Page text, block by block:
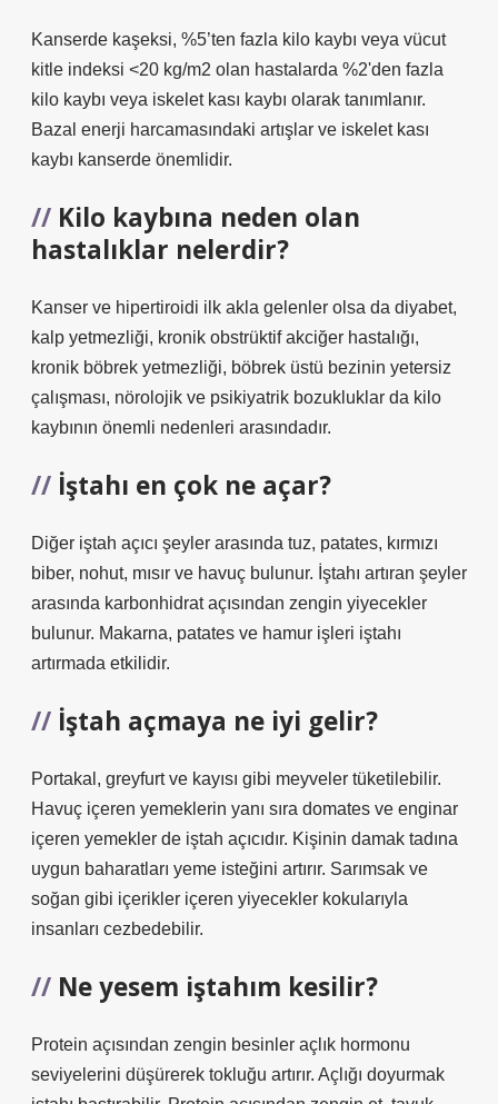
Kanserde kaşeksi, %5’ten fazla kilo kaybı veya vücut
kitle indeksi <20 kg/m2 olan hastalarda %2'den fazla
kilo kaybı veya iskelet kası kaybı olarak tanımlanır.
Bazal enerji harcamasındaki artışlar ve iskelet kası
kaybı kanserde önemlidir.
Kilo kaybına neden olan
hastalıklar nelerdir?
Kanser ve hipertiroidi ilk akla gelenler olsa da diyabet,
kalp yetmezliği, kronik obstrüktif akciğer hastalığı,
kronik böbrek yetmezliği, böbrek üstü bezinin yetersiz
çalışması, nörolojik ve psikiyatrik bozukluklar da kilo
kaybının önemli nedenleri arasındadır.
İştahı en çok ne açar?
Diğer iştah açıcı şeyler arasında tuz, patates, kırmızı
biber, nohut, mısır ve havuç bulunur. İştahı artıran şeyler
arasında karbonhidrat açısından zengin yiyecekler
bulunur. Makarna, patates ve hamur işleri iştahı
artırmada etkilidir.
İştah açmaya ne iyi gelir?
Portakal, greyfurt ve kayısı gibi meyveler tüketilebilir.
Havuç içeren yemeklerin yanı sıra domates ve enginar
içeren yemekler de iştah açıcıdır. Kişinin damak tadına
uygun baharatları yeme isteğini artırır. Sarımsak ve
soğan gibi içerikler içeren yiyecekler kokularıyla
insanları cezbedebilir.
Ne yesem iştahım kesilir?
Protein açısından zengin besinler açlık hormonu
seviyelerini düşürerek tokluğu artırır. Açlığı doyurmak